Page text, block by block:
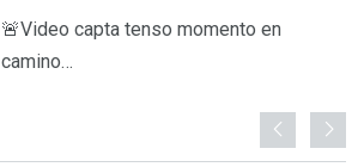
🚨Video capta tenso momento en
camino…